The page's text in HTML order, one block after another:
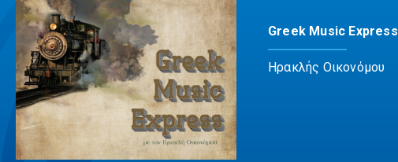
Greek Music Express
Ηρακλής Οικονόμου